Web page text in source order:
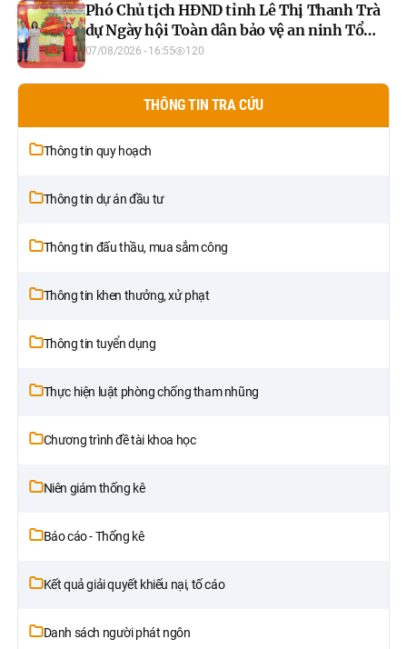
Phó Chủ tịch HĐND tỉnh Lê Thị Thanh Trà
dự Ngày hội Toàn dân bảo vệ an ninh Tổ
quốc năm 2026 xã Xuân Vân
07/08/2026 - 16:55 120
THÔNG TIN TRA CỨU
Thông tin quy hoạch
Thông tin dự án đầu tư
Thông tin đấu thầu, mua sắm công
Thông tin khen thưởng, xử phạt
Thông tin tuyển dụng
Thực hiện luật phòng chống tham nhũng
Chương trình đề tài khoa học
Niên giám thống kê
Báo cáo - Thống kê
Kết quả giải quyết khiếu nại, tố cáo
Danh sách người phát ngôn